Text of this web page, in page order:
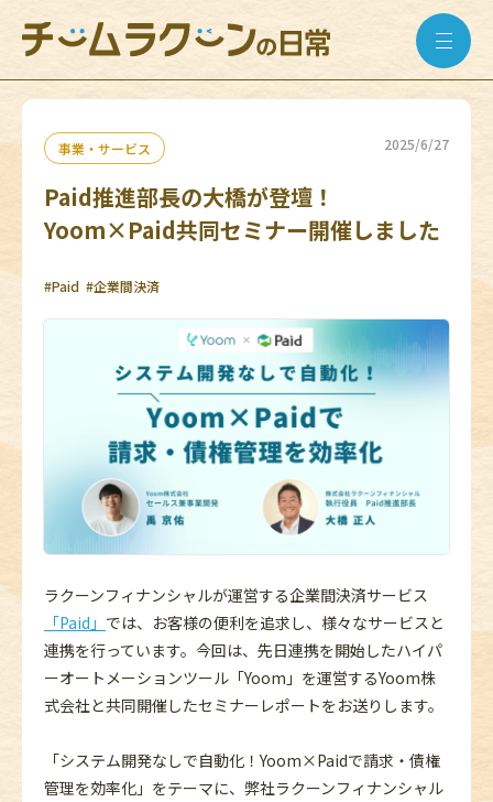
事業・サービス 2025/6/27
Paid推進部長の大橋が登壇！
Yoom×Paid共同セミナー開催しました
#Paid #企業間決済
ラクーンフィナンシャルが運営する企業間決済サービス
「Paid」 では、お客様の便利を追求し、様々なサービスと
連携を行っています。今回は、先日連携を開始したハイパ
ーオートメーションツール「Yoom」を運営するYoom株
式会社と共同開催したセミナーレポートをお送りします。
「システム開発なしで自動化！Yoom×Paidで請求・債権
管理を効率化」をテーマに、弊社ラクーンフィナンシャル